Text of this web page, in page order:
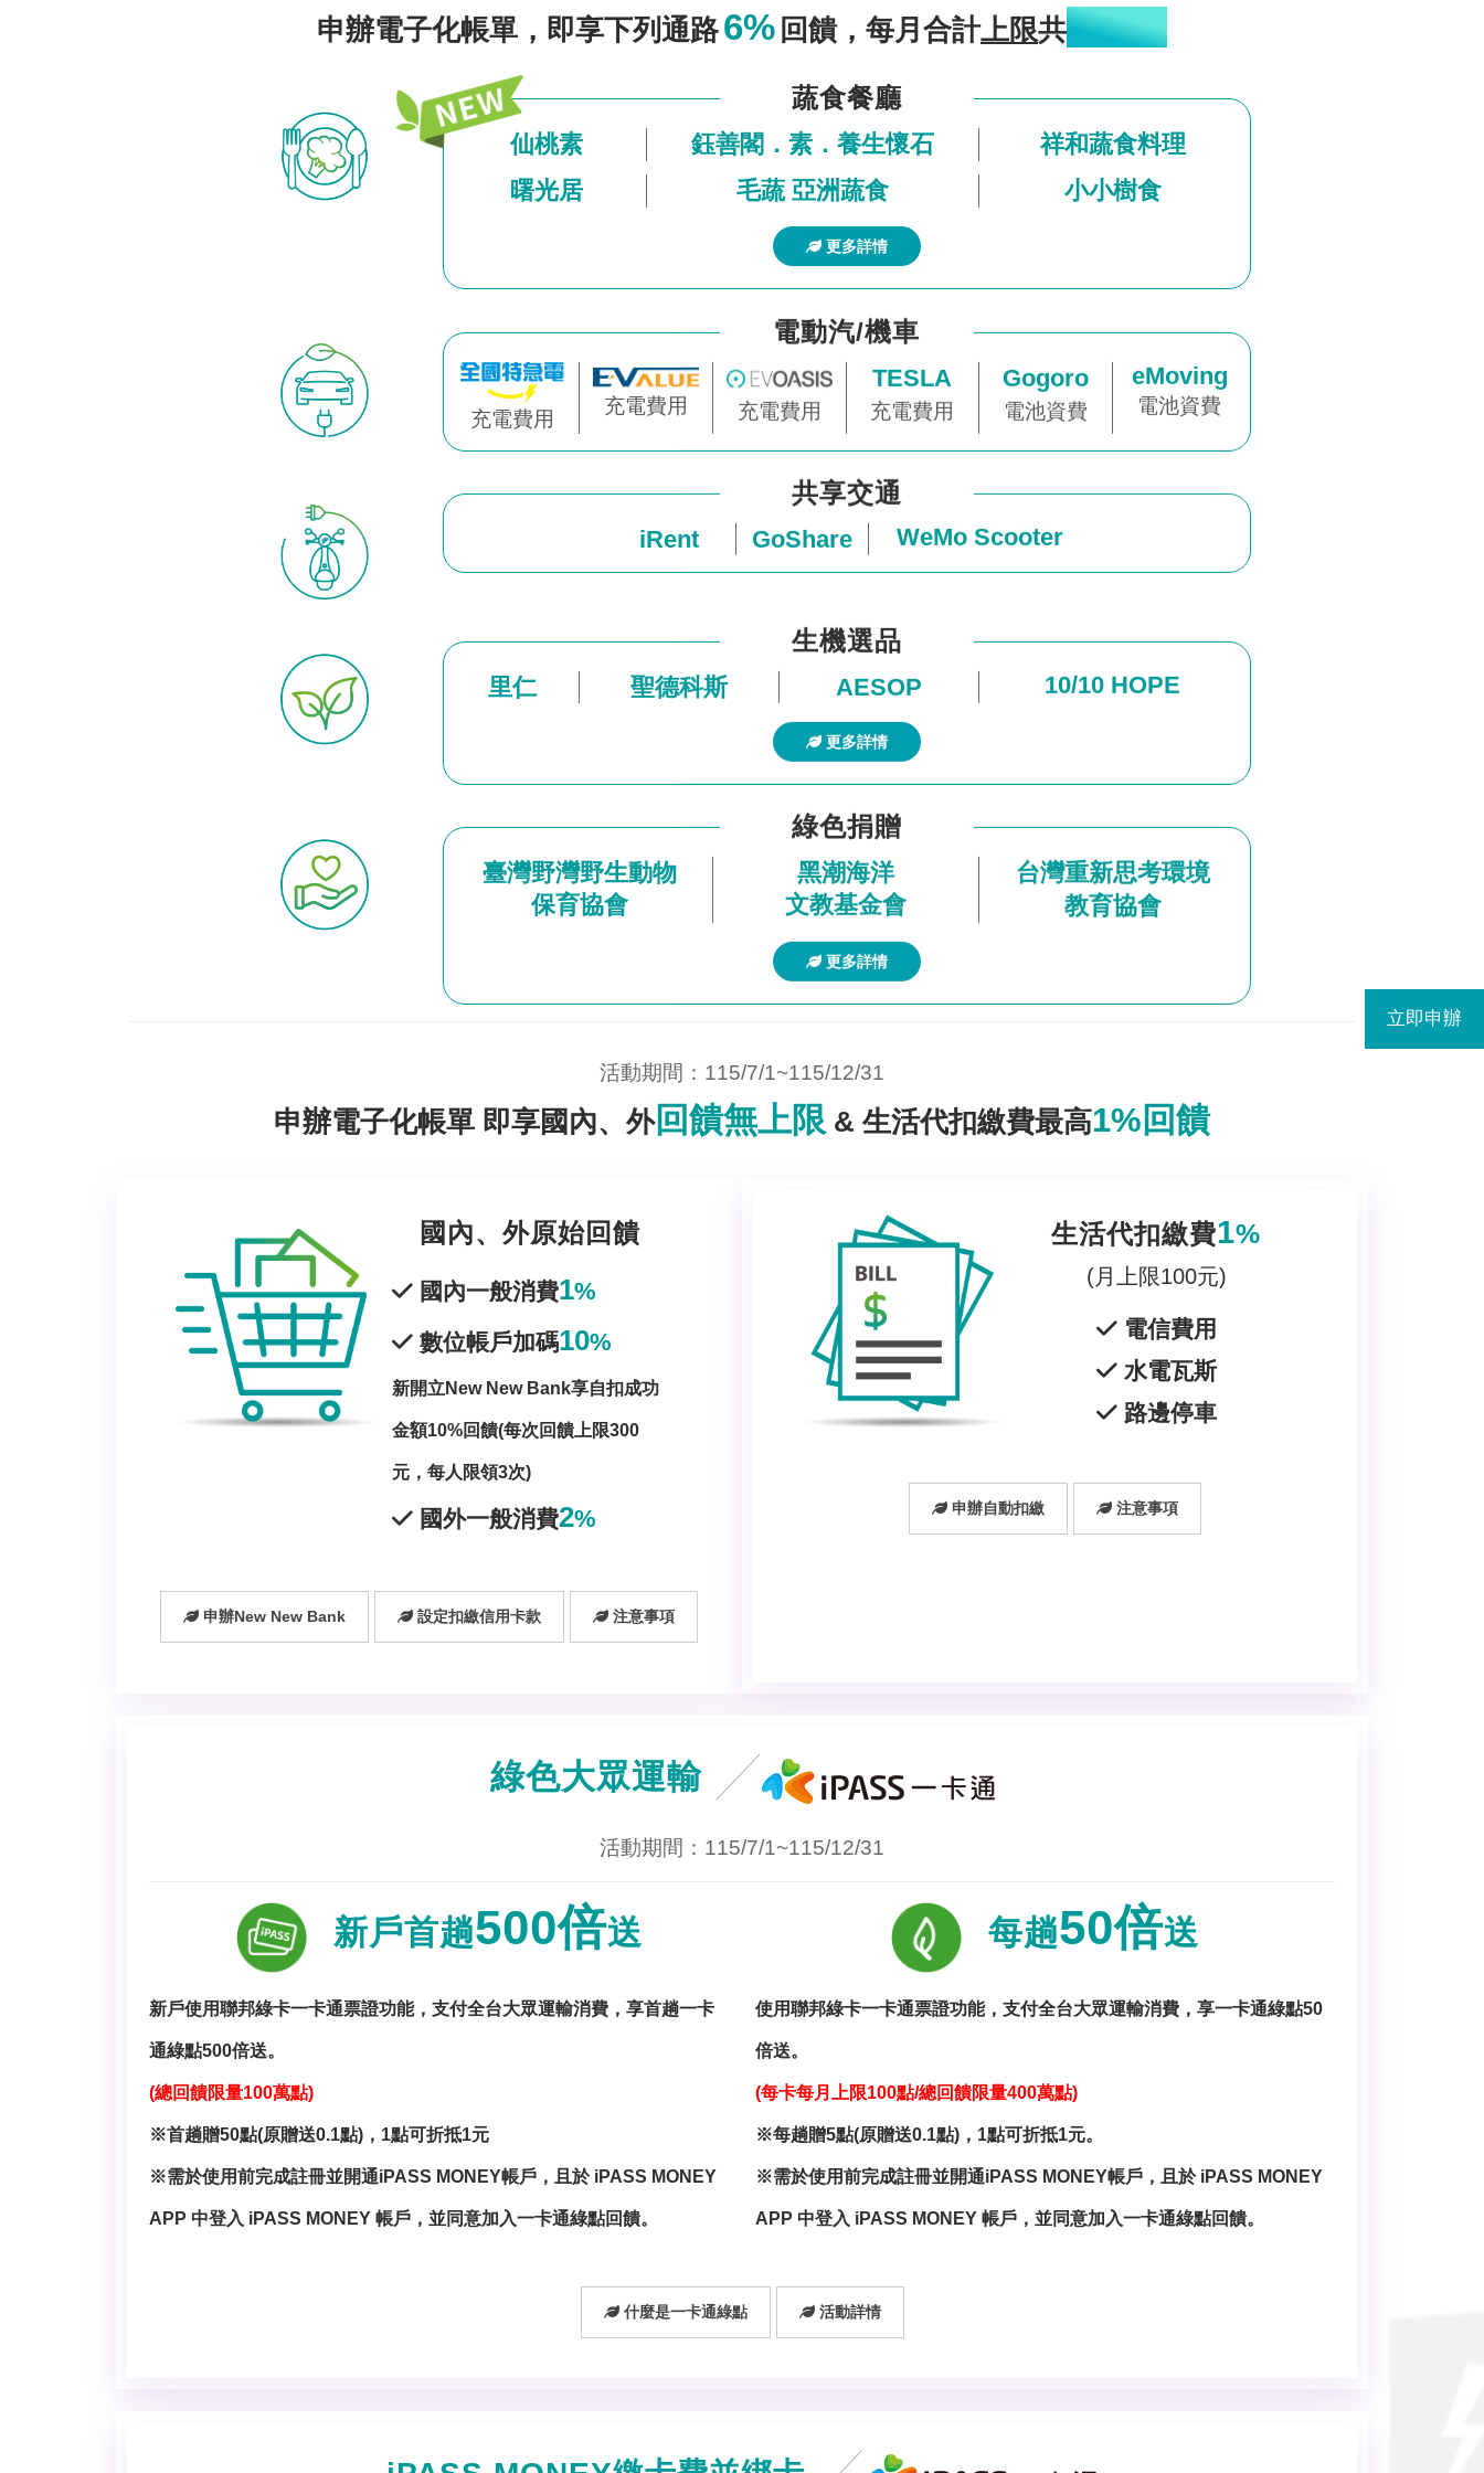
申辦電子化帳單，即享下列通路6% 回饋，每月合計上限共300元
蔬食餐廳
仙桃素 鈺善閣．素．養生懷石
祥和蔬食料理
曙光居
毛蔬 亞洲蔬食 小小樹食
更多詳情
電動汽/機車
充電費用
充電費用 充電費用
TESLA
充電費用
Gogoro
電池資費
eMoving
電池資費
共享交通
iRent GoShare WeMo Scooter
生機選品
里仁 聖德科斯 AESOP 10/10 HOPE
更多詳情
綠色捐贈
臺灣野灣野生動物
保育協會
黑潮海洋
文教基金會
台灣重新思考環境
教育協會
更多詳情
活動期間：115/7/1~115/12/31
申辦電子化帳單 即享國內、外回饋無上限 & 生活代扣繳費最高1%回饋
國內、外原始回饋
國內一般消費1%
數位帳戶加碼10%
新開立New New Bank享自扣成功
金額10%回饋(每次回饋上限300
元，每人限領3次)
國外一般消費2%
申辦New New Bank 設定扣繳信用卡款 注意事項
生活代扣繳費1%
(月上限100元)
電信費用
水電瓦斯
路邊停車
申辦自動扣繳 注意事項
綠色大眾運輸
活動期間：115/7/1~115/12/31
新戶首趟500倍送
新戶使用聯邦綠卡一卡通票證功能，支付全台大眾運輸消費，享首趟一卡
通綠點500倍送。
(總回饋限量100萬點)
※首趟贈50點(原贈送0.1點)，1點可折抵1元
※需於使用前完成註冊並開通iPASS MONEY帳戶，且於 iPASS MONEY
APP 中登入 iPASS MONEY 帳戶，並同意加入一卡通綠點回饋。
每趟50倍送
使用聯邦綠卡一卡通票證功能，支付全台大眾運輸消費，享一卡通綠點50
倍送。
(每卡每月上限100點/總回饋限量400萬點)
※每趟贈5點(原贈送0.1點)，1點可折抵1元。
※需於使用前完成註冊並開通iPASS MONEY帳戶，且於 iPASS MONEY
APP 中登入 iPASS MONEY 帳戶，並同意加入一卡通綠點回饋。
什麼是一卡通綠點 活動詳情
立即申辦